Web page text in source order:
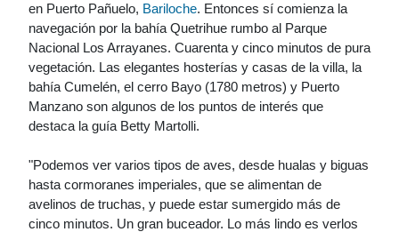
en Puerto Pañuelo, Bariloche. Entonces sí comienza la
navegación por la bahía Quetrihue rumbo al Parque
Nacional Los Arrayanes. Cuarenta y cinco minutos de pura
vegetación. Las elegantes hosterías y casas de la villa, la
bahía Cumelén, el cerro Bayo (1780 metros) y Puerto
Manzano son algunos de los puntos de interés que
destaca la guía Betty Martolli.
"Podemos ver varios tipos de aves, desde hualas y biguas
hasta cormoranes imperiales, que se alimentan de
avelinos de truchas, y puede estar sumergido más de
cinco minutos. Un gran buceador. Lo más lindo es verlos